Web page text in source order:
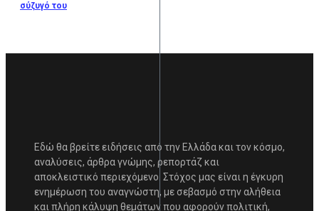
σύζυγό του
Εδώ θα βρείτε ειδήσεις από την Ελλάδα και τον κόσμο,
αναλύσεις, άρθρα γνώμης, ρεπορτάζ και
αποκλειστικό περιεχόμενο. Στόχος μας είναι η έγκυρη
ενημέρωση του αναγνώστη, με σεβασμό στην αλήθεια
και πλήρη κάλυψη θεμάτων που αφορούν πολιτική,